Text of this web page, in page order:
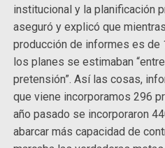
institucional y la planificación
aseguró y explicó que
producción de informes es de
los planes se estimaban
pretensión”. Así las cosas,
que viene incorporamos 296
año pasado se incorporaron
abarcar más capacidad de